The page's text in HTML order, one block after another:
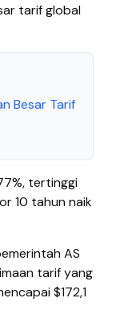
tarif global
Besar Tarif
tertinggi
10 tahun naik
AS
tarif yang
$172,1